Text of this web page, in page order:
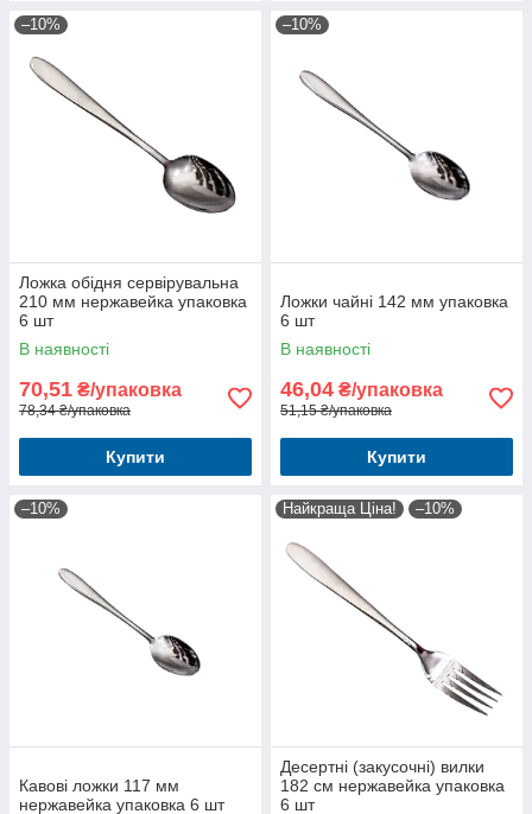
–10%
Ложка обідня сервірувальна
210 мм нержавейка упаковка
6 шт
В наявності
70,51 ₴/упаковка
78,34 ₴/упаковка
Купити
–10%
Ложки чайні 142 мм упаковка
6 шт
В наявності
46,04 ₴/упаковка
51,15 ₴/упаковка
Купити
–10%
Кавові ложки 117 мм
нержавейка упаковка 6 шт
Найкраща Ціна! –10%
Десертні (закусочні) вилки
182 см нержавейка упаковка
6 шт